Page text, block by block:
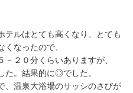
テルはとても高くなり、とても
なったので、
－２０分くらいありますが、
た。結果的に◎でした。
、温泉大浴場のサッシのさびが